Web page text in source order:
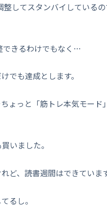
してスタンバイしている
できるわけでもなく…
でも達成とします。
ょっと「筋トレ本気モー
いました。
ど、読書週間はできています
るし。